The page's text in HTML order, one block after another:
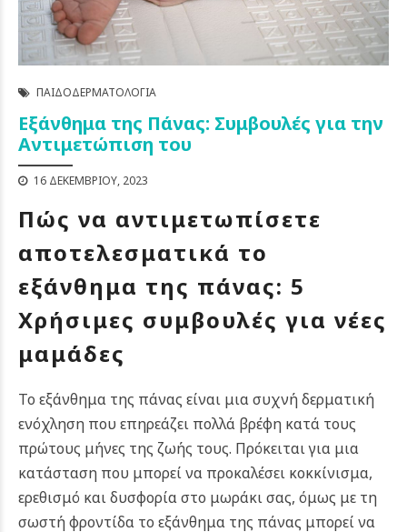
ΠΑΙΔΟΔΕΡΜΑΤΟΛΟΓΊΑ
Εξάνθημα της Πάνας: Συμβουλές για την
Αντιμετώπιση του
16 ΔΕΚΕΜΒΡΊΟΥ, 2023
Πώς να αντιμετωπίσετε
αποτελεσματικά το
εξάνθημα της πάνας: 5
Χρήσιμες συμβουλές για νέες
μαμάδες
Το εξάνθημα της πάνας είναι μια συχνή δερματική
ενόχληση που επηρεάζει πολλά βρέφη κατά τους
πρώτους μήνες της ζωής τους. Πρόκειται για μια
κατάσταση που μπορεί να προκαλέσει κοκκίνισμα,
ερεθισμό και δυσφορία στο μωράκι σας, όμως με τη
σωστή φροντίδα το εξάνθημα της πάνας μπορεί να